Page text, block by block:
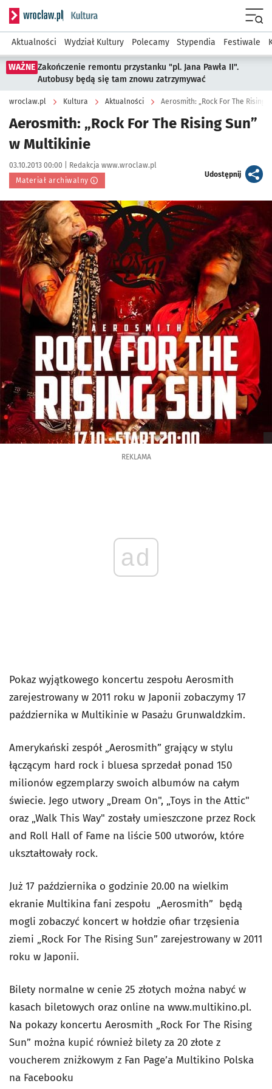
Serwis informacyjny wroclaw.pl podserwis: Kultura
Aktualności Wydział Kultury Polecamy Stypendia Festiwale
WAŻNE Zakończenie remontu przystanku "pl. Jana Pawła II".
Autobusy będą się tam znowu zatrzymywać
wroclaw.pl Kultura Aktualności Aerosmith: „Rock For The Rising
Aerosmith: „Rock For The Rising Sun”
w Multikinie
Data publikacji:
03.10.2013 00:00 | Autor:
Redakcja www.wroclaw.pl
Materiał archiwalny
Udostępnijartykuł
Kliknij, aby powiększyć
REKLAMA
ad
Pokaz wyjątkowego koncertu zespołu Aerosmith
zarejestrowany w 2011 roku w Japonii zobaczymy 17
października w Multikinie w Pasażu Grunwaldzkim.
Amerykański zespół „Aerosmith” grający w stylu
łączącym hard rock i bluesa sprzedał ponad 150
milionów egzemplarzy swoich albumów na całym
świecie. Jego utwory „Dream On", „Toys in the Attic"
oraz „Walk This Way" zostały umieszczone przez Rock
and Roll Hall of Fame na liście 500 utworów, które
ukształtowały rock.
Już 17 października o godzinie 20.00 na wielkim
ekranie Multikina fani zespołu „Aerosmith” będą
mogli zobaczyć koncert w hołdzie ofiar trzęsienia
ziemi „Rock For The Rising Sun” zarejestrowany w 2011
roku w Japonii.
Bilety normalne w cenie 25 złotych można nabyć w
kasach biletowych oraz online na www.multikino.pl.
Na pokazy koncertu Aerosmith „Rock For The Rising
Sun” można kupić również bilety za 20 złote z
voucherem zniżkowym z Fan Page’a Multikino Polska
na Facebooku